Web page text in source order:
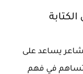
يساعد على
تساهم في فهم